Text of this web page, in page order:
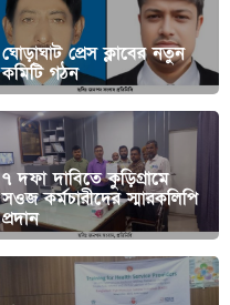
ঘোড়াঘাট প্রেস ক্লাবের নতুন
কমিটি গঠন
৭ দফা দাবিতে কুড়িগ্রামে
সওজ কর্মচারীদের স্মারকলিপি
প্রদান